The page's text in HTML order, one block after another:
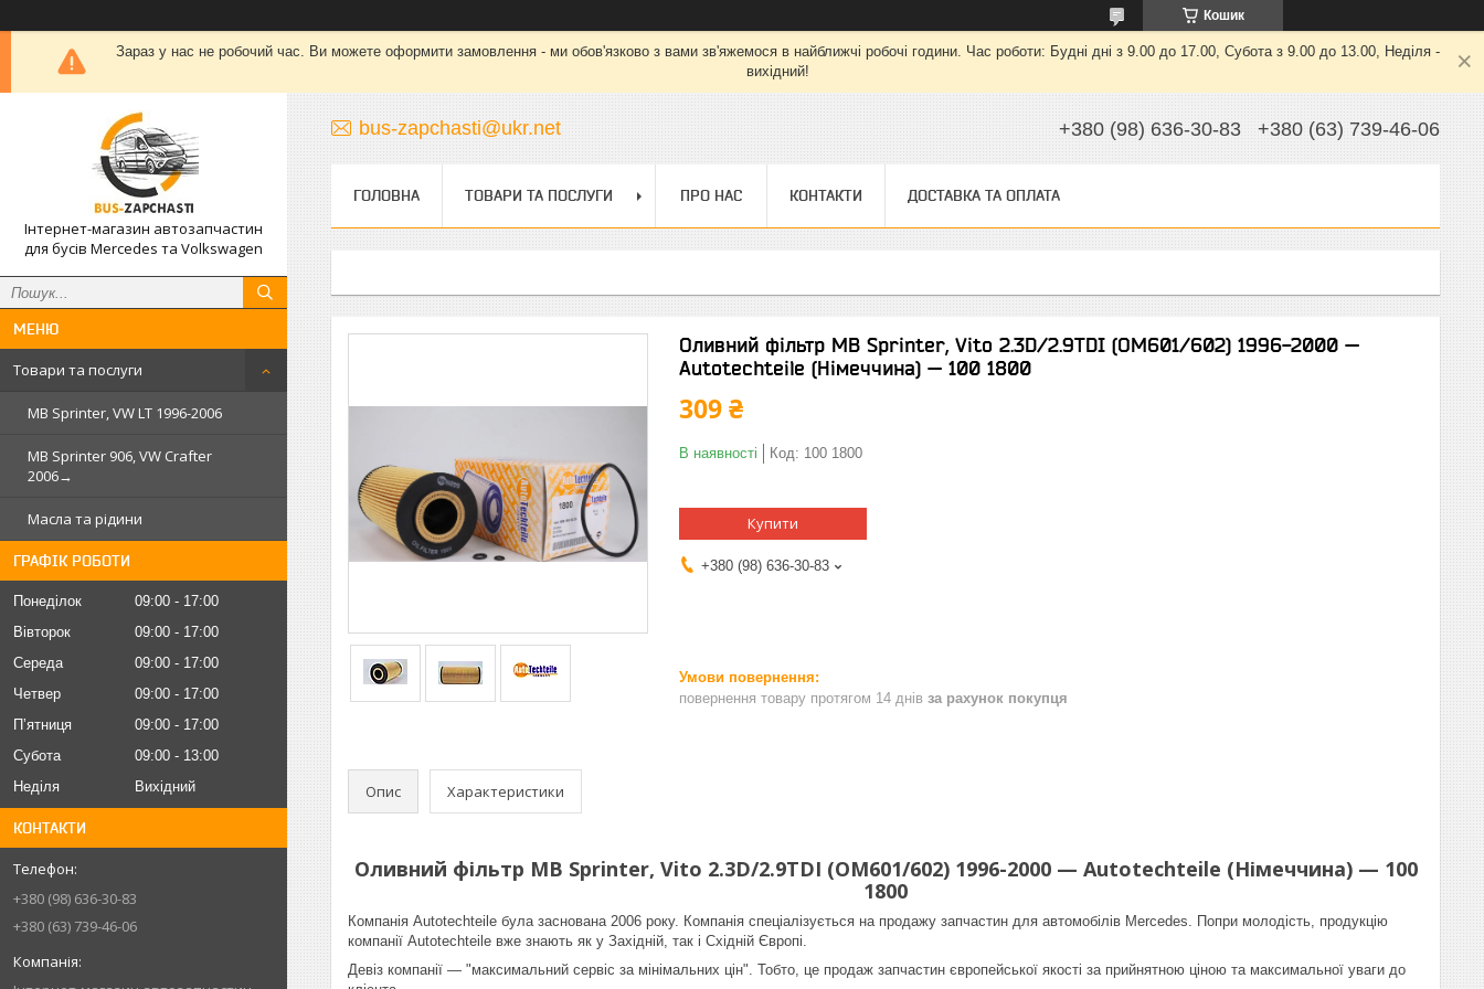
Кошик
Зараз у нас не робочий час. Ви можете оформити замовлення - ми обов'язково з вами зв'яжемося в найближчі робочі години. Час роботи: Будні дні з 9.00 до 17.00, Субота з 9.00 до 13.00, Неділя -
вихідний!
Інтернет-магазин автозапчастин
для бусів Mercedes та Volkswagen
Товари та послуги
MB Sprinter, VW LT 1996-2006
MB Sprinter 906, VW Crafter
2006→
Масла та рідини
ГРАФІК РОБОТИ
Понеділок 09:00
17:00
Вівторок
09:00
17:00
Середа
09:00
17:00
Четвер
09:00
17:00
Пʼятниця
09:00
17:00
Субота
09:00
13:00
Неділя
Вихідний
КОНТАКТИ
+380 (98) 636-30-83
+380 (63) 739-46-06
bus-zapchasti@ukr.net +380 (98) 636-30-83 +380 (63) 739-46-06
ГОЛОВНА ТОВАРИ ТА ПОСЛУГИ ПРО НАС КОНТАКТИ ДОСТАВКА ТА ОПЛАТА
Оливний фільтр MB Sprinter, Vito 2.3D/2.9TDI (OM601/602) 1996-2000 —
Autotechteile (Німеччина) — 100 1800
309 ₴
В наявності Код: 100 1800
Купити
+380 (98) 636-30-83
повернення товару протягом 14 днів за рахунок покупця
Опис Характеристики
Оливний фільтр MB Sprinter, Vito 2.3D/2.9TDI (OM601/602) 1996-2000 — Autotechteile (Німеччина) — 100
1800
Компанія Autotechteile була заснована 2006 року. Компанія спеціалізується на продажу запчастин для автомобілів Mercedes. Попри молодість, продукцію
компанії Autotechteile вже знають як у Західній, так і Східній Європі.
Девіз компанії — "максимальний сервіс за мінімальних цін". Тобто, це продаж запчастин європейської якості за прийнятною ціною та максимальної уваги до